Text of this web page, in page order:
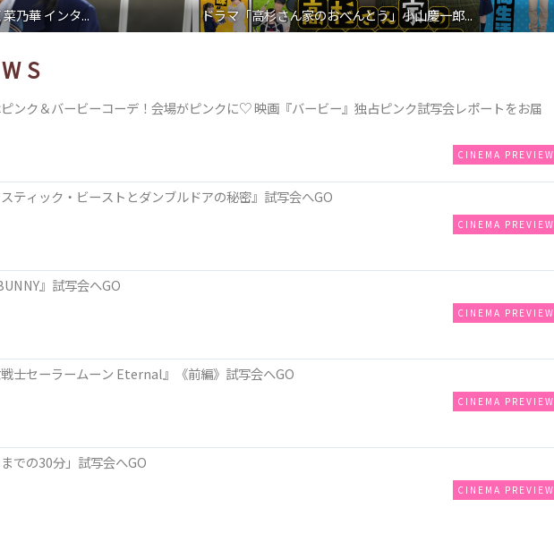
乃華 インタ... ドラマ「高杉さん家のおべんとう」小山慶一郎...
ンク＆バービーコーデ！会場がピンクに♡ 映画『バービー』独占ピンク試写会レポートをお届
CINEMA PREVIEW
ティック・ビーストとダンブルドアの秘密』試写会へGO
CINEMA PREVIEW
』試写会へGO
CINEMA PREVIEW
士セーラームーン Eternal』《前編》試写会へGO
CINEMA PREVIEW
での30分」試写会へGO
CINEMA PREVIEW